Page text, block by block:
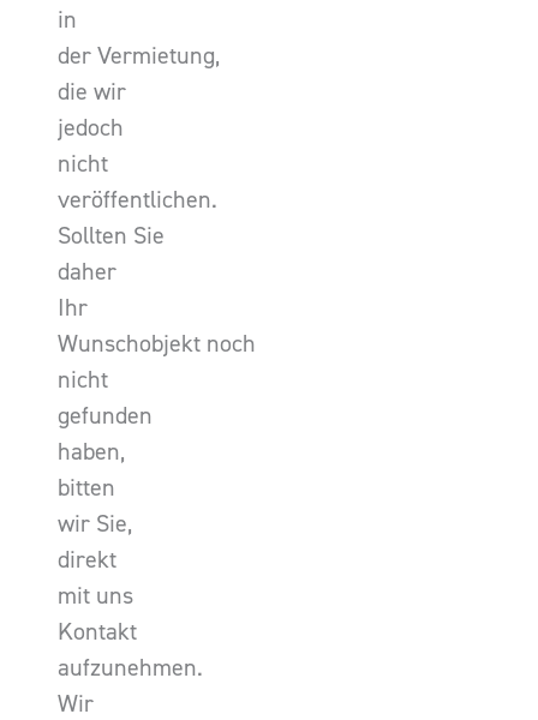
in
der Vermietung,
die wir
jedoch
nicht
veröffentlichen.
Sollten Sie
daher
Ihr
Wunschobjekt noch
nicht
gefunden
haben,
bitten
wir Sie,
direkt
mit uns
Kontakt
aufzunehmen.
Wir